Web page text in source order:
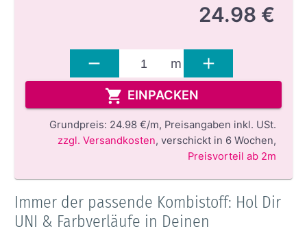
24.98 €
m
EINPACKEN
Grundpreis: 24.98 €/m, Preisangaben inkl. USt.
zzgl. Versandkosten,verschickt in 6 Wochen,
Preisvorteil ab 2m
Immer der passende Kombistoff: Hol Dir
UNI & Farbverläufe in Deinen